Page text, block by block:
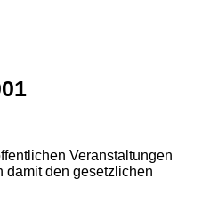
Veranstaltungen
damit den gesetzlichen